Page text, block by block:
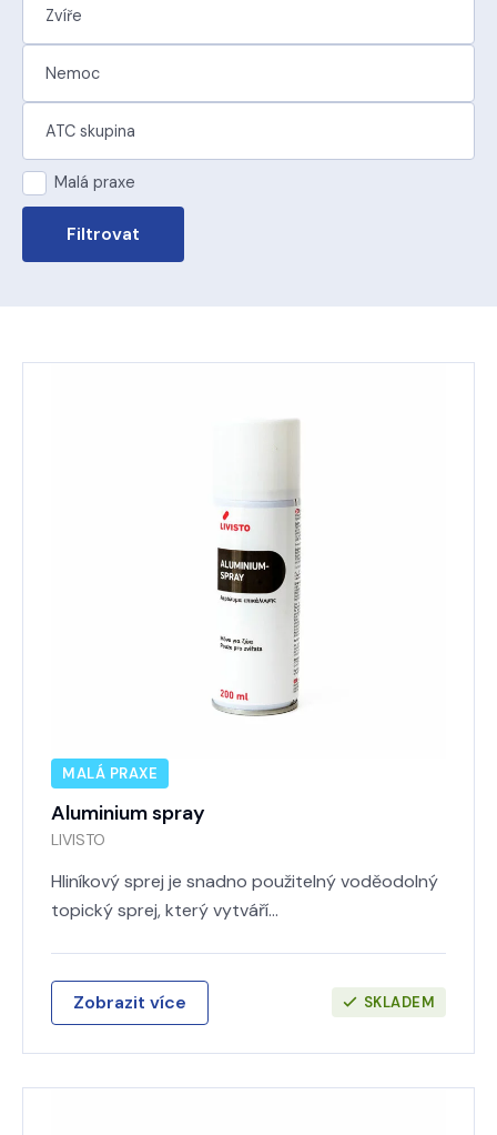
Malá praxe
Filtrovat
MALÁ PRAXE
Aluminium spray
LIVISTO
Hliníkový sprej je snadno použitelný voděodolný
topický sprej, který vytváří…
Zobrazit více SKLADEM